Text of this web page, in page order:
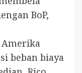
BoP,
beban biaya